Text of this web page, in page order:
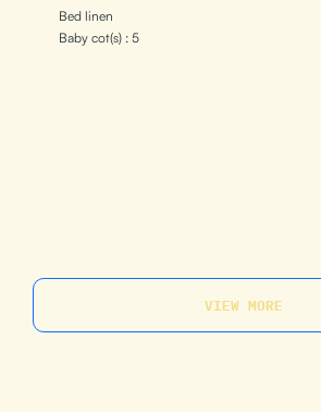
Bed linen
Baby cot(s) : 5
VIEW MORE